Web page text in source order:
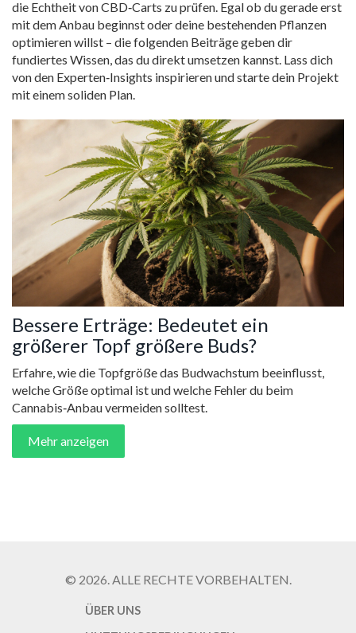
die Echtheit von CBD‑Carts zu prüfen. Egal ob du gerade erst
mit dem Anbau beginnst oder deine bestehenden Pflanzen
optimieren willst – die folgenden Beiträge geben dir
fundiertes Wissen, das du direkt umsetzen kannst. Lass dich
von den Experten‑Insights inspirieren und starte dein Projekt
mit einem soliden Plan.
Bessere Erträge: Bedeutet ein
größerer Topf größere Buds?
Erfahre, wie die Topfgröße das Budwachstum beeinflusst,
welche Größe optimal ist und welche Fehler du beim
Cannabis‑Anbau vermeiden solltest.
Mehr anzeigen
© 2026. ALLE RECHTE VORBEHALTEN.
ÜBER UNS